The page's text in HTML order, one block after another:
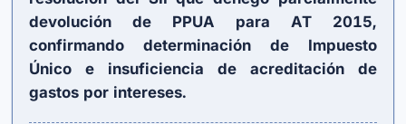
devolución de PPUA para AT 2015,
confirmando determinación de Impuesto
Único e insuficiencia de acreditación de
gastos por intereses.